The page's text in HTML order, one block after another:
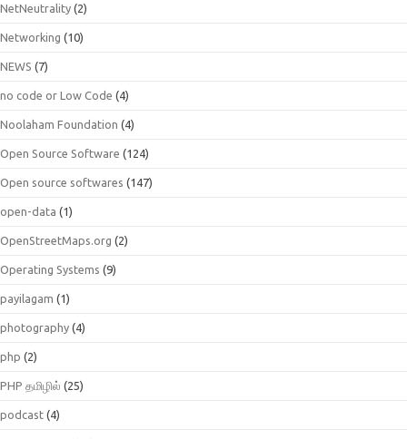
NetNeutrality (2)
Networking (10)
NEWS (7)
no code or Low Code (4)
Noolaham Foundation (4)
Open Source Software (124)
Open source softwares (147)
open-data (1)
OpenStreetMaps.org (2)
Operating Systems (9)
payilagam (1)
photography (4)
php (2)
PHP தமிழில் (25)
podcast (4)